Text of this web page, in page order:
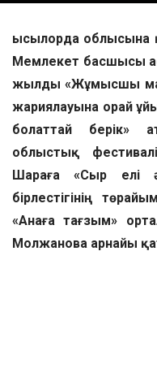
Қысылорда облысына
Мемлекет басшысы
жылды «Жұмысшы
жариялауына орай
болаттай берік»
облыстық
Шараға «Сыр елі
бірлестігінің
«Анаға тағзым»
Молжанова арнайы